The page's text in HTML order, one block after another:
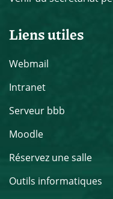
Liens utiles
Webmail
Intranet
Serveur bbb
Moodle
Réservez une salle
Outils informatiques